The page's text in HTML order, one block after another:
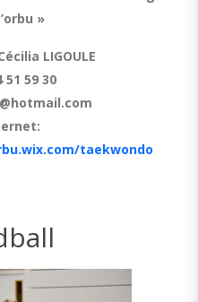
»
LIGOULE
51 59 30
taekwondo